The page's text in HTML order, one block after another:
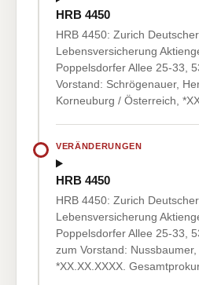
HRB 4450
HRB 4450: Zurich
Lebensversicherung
Poppelsdorfer Allee 25-33,
Vorstand: Schrögenauer,
Korneuburg / Österreich,
VERÄNDERUNGEN
HRB 4450
HRB 4450: Zurich
Lebensversicherung
Poppelsdorfer Allee 25-33,
zum Vorstand: Nussbaumer,
*XX.XX.XXXX.